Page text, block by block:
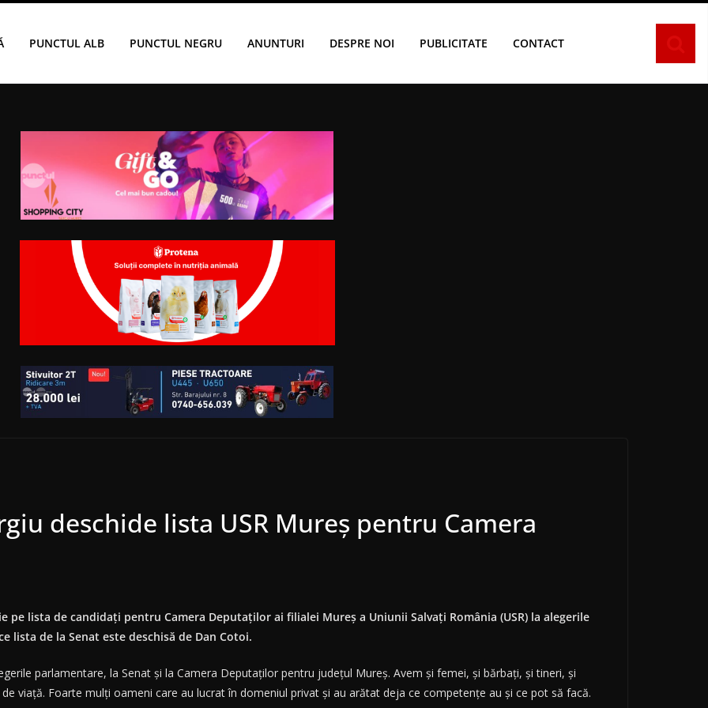
PUNCTUL ALB PUNCTUL NEGRU ANUNTURI DESPRE NOI PUBLICITATE CONTACT
deschide lista USR Mureș pentru Camera
lista de candidaţi pentru Camera Deputaţilor ai filialei Mureş a Uniunii Salvaţi România (USR) la alegerile
lista de la Senat este deschisă de Dan Cotoi.
parlamentare, la Senat şi la Camera Deputaţilor pentru judeţul Mureş. Avem şi femei, şi bărbaţi, şi tineri, şi
viaţă. Foarte mulţi oameni care au lucrat în domeniul privat şi au arătat deja ce competenţe au şi ce pot să facă.